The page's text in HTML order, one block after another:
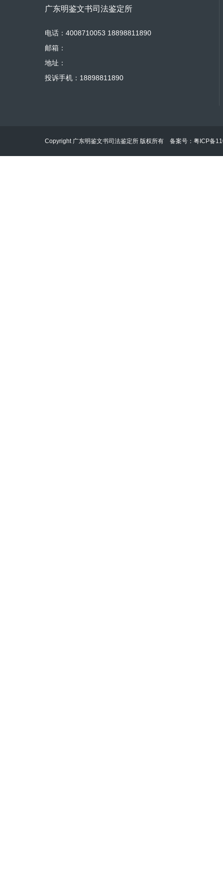
广东明鉴文书司法鉴定所
电话：4008710053 18898811890
邮箱：
地址：
投诉手机：18898811890
Copyright 广东明鉴文书司法鉴定所 版权所有 备案号： 粤ICP备